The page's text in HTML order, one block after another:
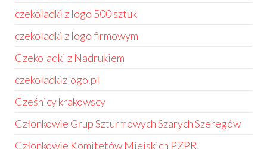
czekoladki z logo 500 sztuk
czekoladki z logo firmowym
Czekoladki z Nadrukiem
czekoladkizlogo.pl
Cześnicy krakowscy
Członkowie Grup Szturmowych Szarych Szeregów
Członkowie Komitetów Miejskich PZPR